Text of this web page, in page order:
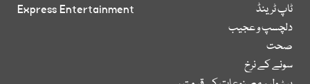
ٹاپ ٹرینڈ
دلچسپ و عجیب
صحت
سونے کے نرخ
Express Entertainment